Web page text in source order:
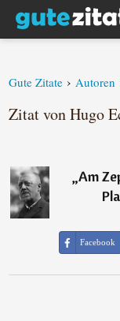
Gute Zitate › Autoren
Zitat von Hugo
„Am
Facebook